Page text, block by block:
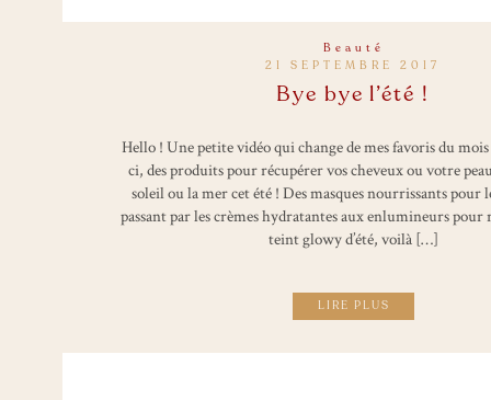
LIRE PLUS
Hello ! Une petite vidéo qui change de mes favoris du
ci, des produits pour récupérer vos cheveux ou votre
soleil ou la mer cet été ! Des masques nourrissants pour
passant par les crèmes hydratantes aux enlumineurs
teint glowy d’été, voilà […]
21 SEPTEMBRE 2017
Bye bye l’été !
Beauté